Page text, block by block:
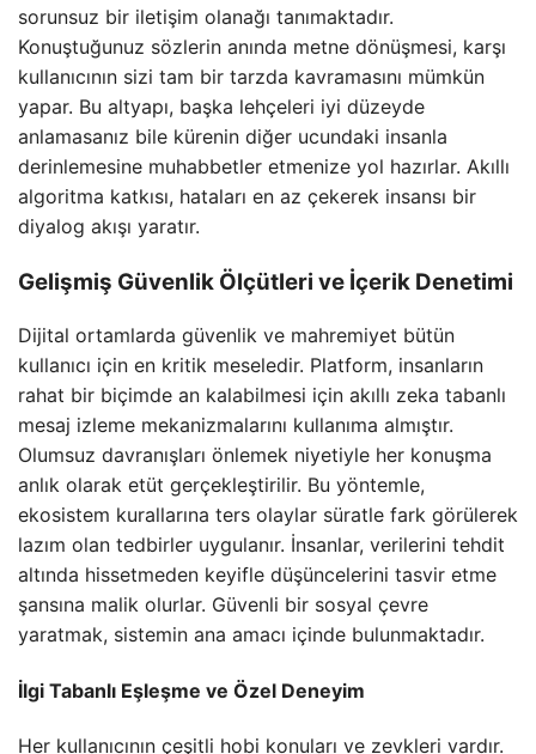
sorunsuz bir iletişim olanağı tanımaktadır.
Konuştuğunuz sözlerin anında metne dönüşmesi, karşı
kullanıcının sizi tam bir tarzda kavramasını mümkün
yapar. Bu altyapı, başka lehçeleri iyi düzeyde
anlamasanız bile kürenin diğer ucundaki insanla
derinlemesine muhabbetler etmenize yol hazırlar. Akıllı
algoritma katkısı, hataları en az çekerek insansı bir
diyalog akışı yaratır.
Gelişmiş Güvenlik Ölçütleri ve İçerik Denetimi
Dijital ortamlarda güvenlik ve mahremiyet bütün
kullanıcı için en kritik meseledir. Platform, insanların
rahat bir biçimde an kalabilmesi için akıllı zeka tabanlı
mesaj izleme mekanizmalarını kullanıma almıştır.
Olumsuz davranışları önlemek niyetiyle her konuşma
anlık olarak etüt gerçekleştirilir. Bu yöntemle,
ekosistem kurallarına ters olaylar süratle fark görülerek
lazım olan tedbirler uygulanır. İnsanlar, verilerini tehdit
altında hissetmeden keyifle düşüncelerini tasvir etme
şansına malik olurlar. Güvenli bir sosyal çevre
yaratmak, sistemin ana amacı içinde bulunmaktadır.
İlgi Tabanlı Eşleşme ve Özel Deneyim
Her kullanıcının çeşitli hobi konuları ve zevkleri vardır.